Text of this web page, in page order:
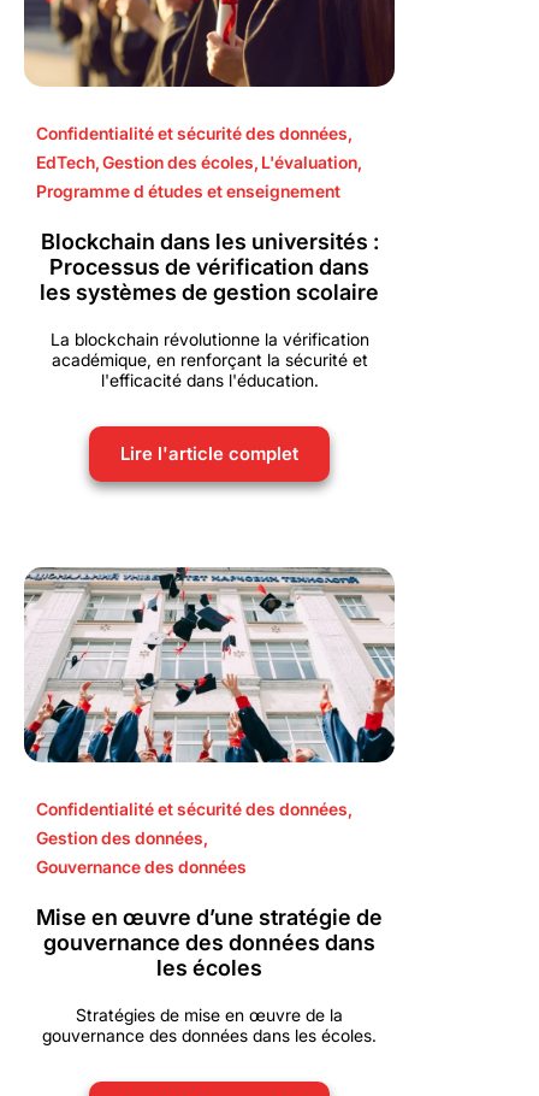
Confidentialité et sécurité des données,
EdTech,Gestion des écoles, L'évaluation,
Programme d études et enseignement
Blockchain dans les universités :
Processus de vérification dans
les systèmes de gestion scolaire
La blockchain révolutionne la vérification
académique, en renforçant la sécurité et
l'efficacité dans l'éducation.
Lire l'article complet
Confidentialité et sécurité des données,
Gestion des données,
Gouvernance des données
Mise en œuvre d’une stratégie de
gouvernance des données dans
les écoles
Stratégies de mise en œuvre de la
gouvernance des données dans les écoles.